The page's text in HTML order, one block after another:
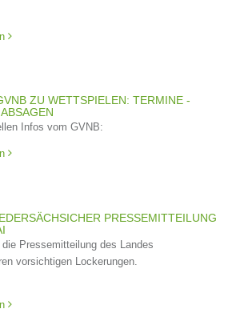

ZU WETTSPIELEN: TERMINE -
Infos vom GVNB:

PRESSEMITTEILUNG
Pressemitteilung des Landes
vorsichtigen Lockerungen.
